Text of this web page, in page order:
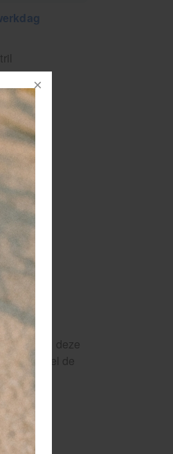
latex-
kwaliteit
zijn deze
in zowel de